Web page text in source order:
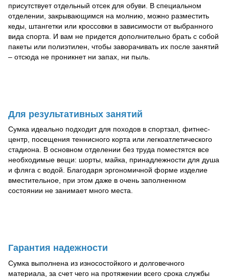
присутствует отдельный отсек для обуви. В специальном
отделении, закрывающимся на молнию, можно разместить
кеды, штангетки или кроссовки в зависимости от выбранного
вида спорта. И вам не придется дополнительно брать с собой
пакеты или полиэтилен, чтобы заворачивать их после занятий
– отсюда не проникнет ни запах, ни пыль.
Для результативных занятий
Сумка идеально подходит для походов в спортзал, фитнес-
центр, посещения теннисного корта или легкоатлетического
стадиона. В основном отделении без труда поместятся все
необходимые вещи: шорты, майка, принадлежности для душа
и фляга с водой. Благодаря эргономичной форме изделие
вместительное, при этом даже в очень заполненном
состоянии не занимает много места.
Гарантия надежности
Сумка выполнена из износостойкого и долговечного
материала, за счет чего на протяжении всего срока службы